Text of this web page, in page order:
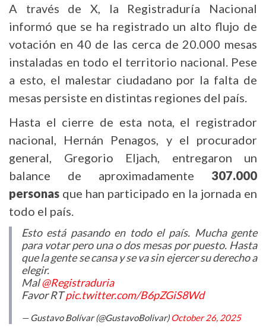
A través de X, la Registraduría Nacional
informó que se ha registrado un alto flujo de
votación en 40 de las cerca de 20.000 mesas
instaladas en todo el territorio nacional. Pese
a esto, el malestar ciudadano por la falta de
mesas persiste en distintas regiones del país.
Hasta el cierre de esta nota, el registrador
nacional, Hernán Penagos, y el procurador
general, Gregorio Eljach, entregaron un
balance de aproximadamente 307.000
personas que han participado en la jornada en
todo el país.
Esto está pasando en todo el país. Mucha gente
para votar pero una o dos mesas por puesto. Hasta
que la gente se cansa y se va sin ejercer su derecho a
elegir.
Mal@Registraduria
Favor RTpic.twitter.com/B6pZGiS8Wd
— Gustavo Bolívar (@GustavoBolivar)October 26, 2025